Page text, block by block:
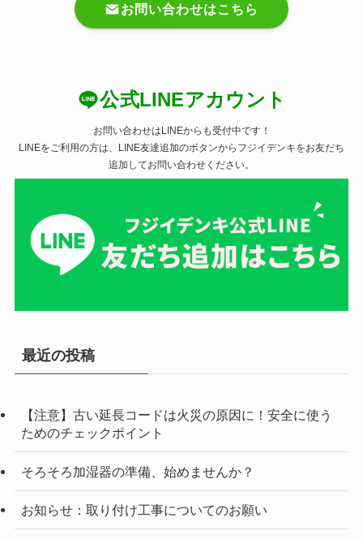
お問い合わせはこちら
公式LINEアカウント
お問い合わせはLINEからも受付中です！
LINEをご利用の方は、LINE友達追加のボタンからフジイデンキをお友だち
追加してお問い合わせください。
最近の投稿
【注意】古い延長コードは火災の原因に！安全に使う
ためのチェックポイント
そろそろ加湿器の準備、始めませんか？
お知らせ：取り付け工事についてのお願い